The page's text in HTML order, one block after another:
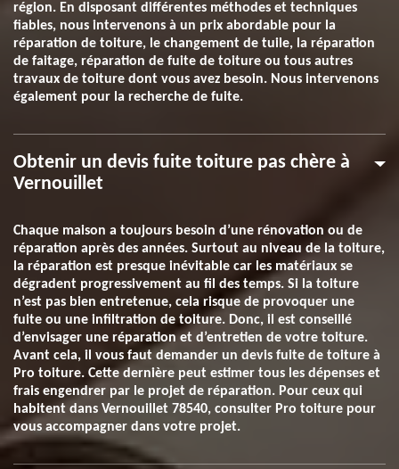
région. En disposant différentes méthodes et techniques
fiables, nous intervenons à un prix abordable pour la
réparation de toiture, le changement de tuile, la réparation
de faitage, réparation de fuite de toiture ou tous autres
travaux de toiture dont vous avez besoin. Nous intervenons
également pour la recherche de fuite.
Obtenir un devis fuite toiture pas chère à
Vernouillet
Chaque maison a toujours besoin d’une rénovation ou de
réparation après des années. Surtout au niveau de la toiture,
la réparation est presque inévitable car les matériaux se
dégradent progressivement au fil des temps. Si la toiture
n’est pas bien entretenue, cela risque de provoquer une
fuite ou une infiltration de toiture. Donc, il est conseillé
d’envisager une réparation et d’entretien de votre toiture.
Avant cela, il vous faut demander un devis fuite de toiture à
Pro toiture. Cette dernière peut estimer tous les dépenses et
frais engendrer par le projet de réparation. Pour ceux qui
habitent dans Vernouillet 78540, consulter Pro toiture pour
vous accompagner dans votre projet.